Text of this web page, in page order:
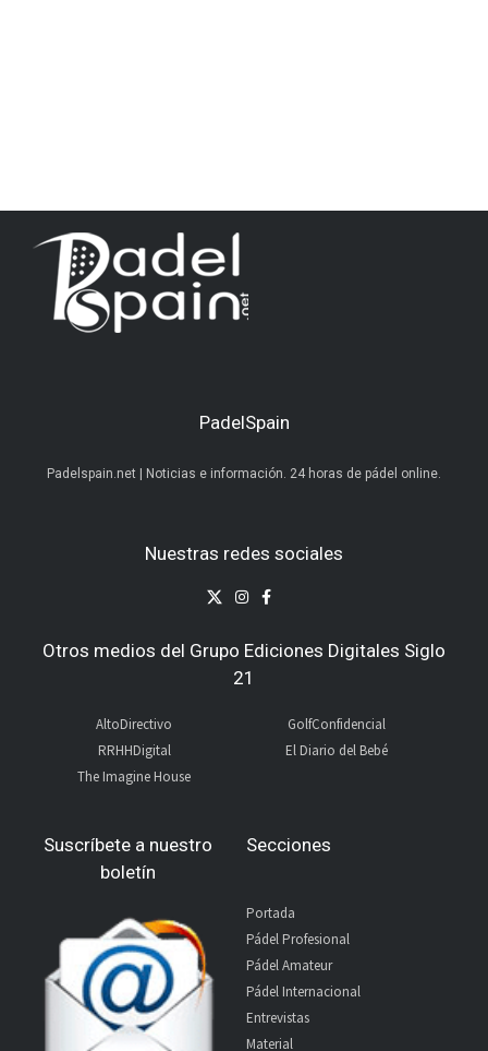
PadelSpain
Padelspain.net | Noticias e información. 24 horas de pádel online.
Nuestras redes sociales
Otros medios del Grupo Ediciones Digitales Siglo
21
AltoDirectivo
RRHHDigital
The Imagine House
GolfConfidencial
El Diario del Bebé
Suscríbete a nuestro
boletín
Secciones
Portada
Pádel Profesional
Pádel Amateur
Pádel Internacional
Entrevistas
Material